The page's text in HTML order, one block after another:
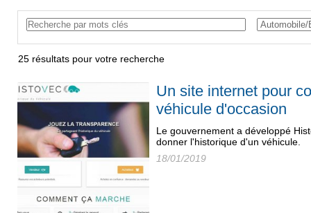
25 résultats pour votre recherche
Un site internet pour
véhicule d'occasion
Le gouvernement a développé
donner l'historique d'un véhicule.
18/01/2019